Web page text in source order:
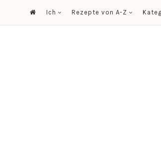
Ich Rezepte von A-Z